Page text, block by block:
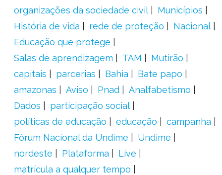
organizações da sociedade civil
Municípios
História de vida
rede de proteção
Nacional
Educação que protege
Salas de aprendizagem
TAM
Mutirão
capitais
parcerias Bahia
Bate papo
amazonas
Aviso Pnad
Analfabetismo
Dados
participação social
políticas de educação
educação
campanha
Fórum Nacional da Undime
Undime
nordeste
Plataforma
Live
matrícula a qualquer tempo